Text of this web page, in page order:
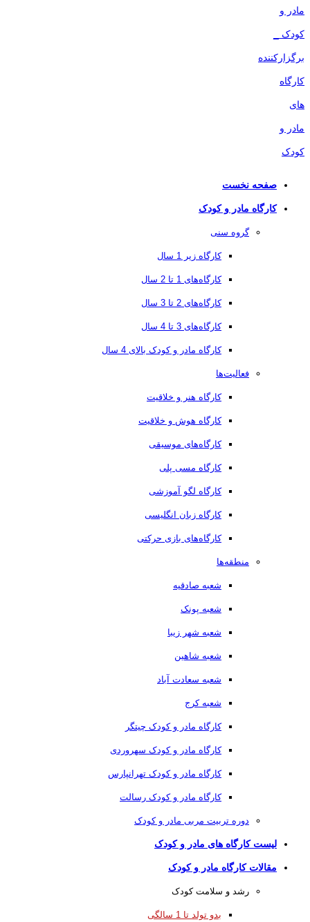
صفحه نخست
کارگاه مادر و کودک
گروه سنی
کارگاه زیر 1 سال
کارگاه‌های 1 تا 2 سال
کارگاه‌های 2 تا 3 سال
کارگاه‌های 3 تا 4 سال
کارگاه مادر و کودک بالای 4 سال
فعالیت‌ها
کارگاه هنر و خلاقیت
کارگاه هوش و خلاقیت
کارگاه‌های موسیقی
کارگاه مسی پلی
کارگاه لگو آموزشی
کارگاه زبان انگلیسی
کارگاه‌های بازی حرکتی
منطقه‌ها
شعبه صادقیه
شعبه پونک
شعبه شهر زیبا
شعبه شاهین
شعبه سعادت آباد
شعبه کرج
کارگاه مادر و کودک چیتگر
کارگاه مادر و کودک سهروردی
کارگاه مادر و کودک تهرانپارس
کارگاه مادر و کودک رسالت
دوره تربیت مربی مادر و کودک
لیست کارگاه های مادر و کودک
مقالات کارگاه مادر و کودک
رشد و سلامت کودک
بدو تولد تا 1 سالگی